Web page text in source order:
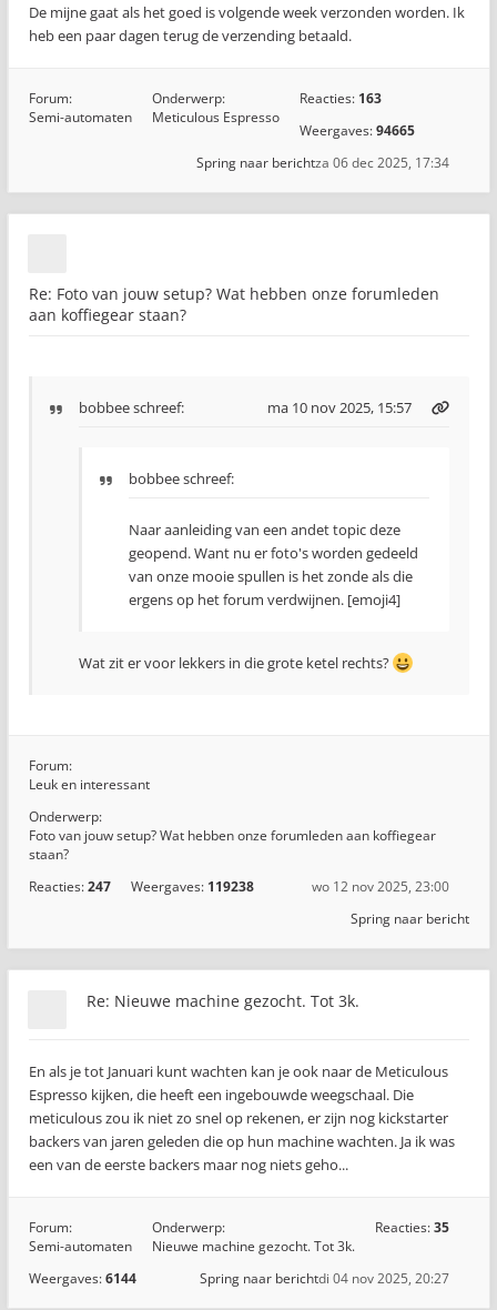
De mijne gaat als het goed is volgende week verzonden worden. Ik
heb een paar dagen terug de verzending betaald.
Forum:
Semi-automaten
Onderwerp:
Meticulous Espresso
Reacties: 163
Weergaves:94665
za 06 dec 2025, 17:34
Spring naar bericht
Re: Foto van jouw setup? Wat hebben onze forumleden
aan koffiegear staan?
bobbeeschreef: ma 10 nov 2025, 15:57
bobbee schreef:
Naar aanleiding van een andet topic deze
geopend. Want nu er foto's worden gedeeld
van onze mooie spullen is het zonde als die
ergens op het forum verdwijnen. [emoji4]
Wat zit er voor lekkers in die grote ketel rechts?
Forum:
Leuk en interessant
Onderwerp:
Foto van jouw setup? Wat hebben onze forumleden aan koffiegear
staan?
Reacties:247 Weergaves: 119238
wo 12 nov 2025, 23:00
Spring naar bericht
Re: Nieuwe machine gezocht. Tot 3k.
En als je tot Januari kunt wachten kan je ook naar de Meticulous
Espresso kijken, die heeft een ingebouwde weegschaal. Die
meticulous zou ik niet zo snel op rekenen, er zijn nog kickstarter
backers van jaren geleden die op hun machine wachten. Ja ik was
een van de eerste backers maar nog niets geho...
Forum:
Semi-automaten
Onderwerp:
Nieuwe machine gezocht. Tot 3k.
Reacties:35
Weergaves:6144 di 04 nov 2025, 20:27
Spring naar bericht